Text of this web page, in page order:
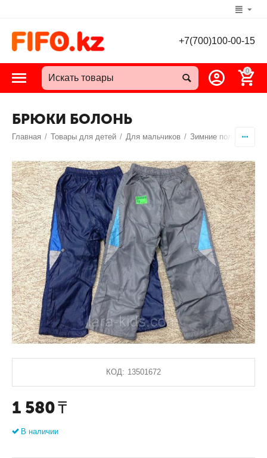
+7(700)100-00-15
0
БРЮКИ БОЛОНЬ
Главная / Товары для детей / Для мальчиков / Зимние
КОД: 13501672
1 580 ₸
В наличии